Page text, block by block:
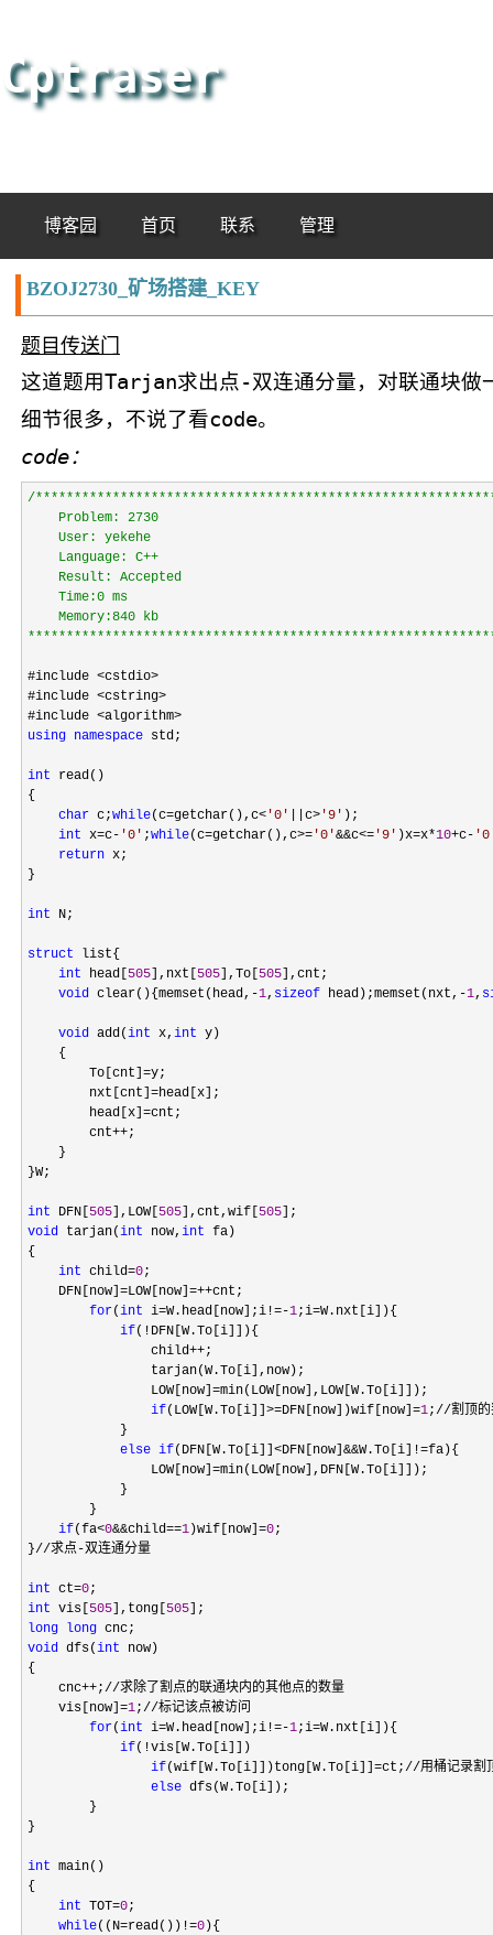
Cptraser
博客园 首页 联系 管理
BZOJ2730_矿场搭建_KEY
题目传送门
这道题用Tarjan求出点-双连通分量，对联通块做
细节很多，不说了看code。
code：
/*
    Problem: 2730
    User: yekehe
    Language: C++
    Result: Accepted
    Time:0 ms
    Memory:840 kb
#include <cstdio>
#include <cstring>
#include
using namespace std;
int read()
{
char c;while(c=getchar(),c< '0 ' ||c> '9 ' );
int x=c- '0 ' ;while(c=getchar(),c>= '0 '&&c<= '9 ' )x=x*10+c- '0
return x;
}
int N;
struct list{
int head[ 505 ],nxt[ 505 ],To[ 505 ],cnt;
void clear(){memset(head,-1, sizeof head);memset(nxt,-1,
void add(int x, int y)
    {
        To[cnt]
=y;
        nxt[cnt]
=head[x];
        head[x]
=cnt;
        cnt
++;
    }
}W;
int DFN[ 505 ],LOW[ 505 ],cnt,wif[ 505
void tarjan(int now, int fa)
{
int child=0;
    DFN[now]
=LOW[now]=++cnt;
for(int i=W.head[now];i!=-1;i=W.nxt[i]){
if(! DFN[W.To[i]]){
                child
++;
                tarjan(W.To[i],now);
                LOW[now]
=min(LOW[now],LOW[W.To[i]]);
if(LOW[W.To[i]]>=DFN[now])wif[now]=1;//割顶的
            }
else if(DFN[W.To[i]]<DFN[now]&&W.To[i]!=fa){
                LOW[now]
=min(LOW[now],DFN[W.To[i]]);
            }
        }
if(fa<0&&child==1 )wif[now]=0;
}//求点-双连通分量
int ct=0
int vis[ 505 ],tong[ 505
long
long
void dfs(int now)
{
    cnc
++;//求除了割点的联通块内的其他点的数量
    vis[now]
=1;//标记该点被访问
for(int i=W.head[now];i!=-1;i=W.nxt[i]){
if(!vis[W.To[i]])
if(wif[W.To[i]])tong[W.To[i]]=ct;//用桶记录割
else dfs(W.To[i]);
        }
}
int main()
{
int TOT=0;
while((N=read())!=0 ){